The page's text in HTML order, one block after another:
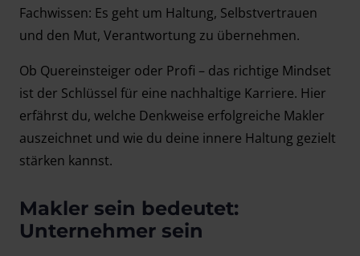
Fachwissen: Es geht um Haltung, Selbstvertrauen
und den Mut, Verantwortung zu übernehmen.
Ob Quereinsteiger oder Profi – das richtige Mindset
ist der Schlüssel für eine nachhaltige Karriere. Hier
erfährst du, welche Denkweise erfolgreiche Makler
auszeichnet und wie du deine innere Haltung gezielt
stärken kannst.
Makler sein bedeutet:
Unternehmer sein